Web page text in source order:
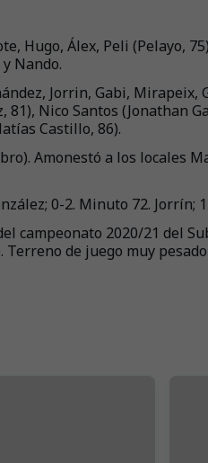
Hugo, Álex, Peli (Pelayo,
Nando.
Jorrin, Gabi, Mirapeix,
81), Nico Santos (Jonathan
Castillo, 86).
Amonestó a los locales
0-2. Minuto 72. Jorrín;
campeonato 2020/21 del
Terreno de juego muy